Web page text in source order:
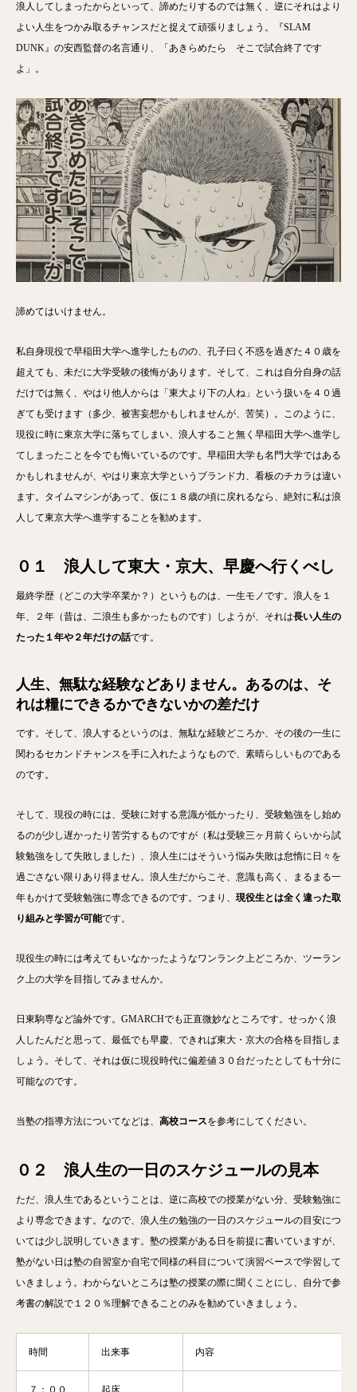
浪人してしまったからといって、諦めたりするのでは無く、逆にそれはより
よい人生をつかみ取るチャンスだと捉えて頑張りましょう。『SLAM
DUNK』の安西監督の名言通り、「あきらめたら そこで試合終了です
よ」。
諦めてはいけません。
私自身現役で早稲田大学へ進学したものの、孔子曰く不惑を過ぎた４０歳を
超えても、未だに大学受験の後悔があります。そして、これは自分自身の話
だけでは無く、やはり他人からは「東大より下の人ね」という扱いを４０過
ぎても受けます（多少、被害妄想かもしれませんが、苦笑）。このように、
現役に時に東京大学に落ちてしまい、浪人すること無く早稲田大学へ進学し
てしまったことを今でも悔いているのです。早稲田大学も名門大学ではある
かもしれませんが、やはり東京大学というブランド力、看板のチカラは違い
ます。タイムマシンがあって、仮に１８歳の頃に戻れるなら、絶対に私は浪
人して東京大学へ進学することを勧めます。
０１ 浪人して東大・京大、早慶へ行くべし
最終学歴（どこの大学卒業か？）というものは、一生モノです。浪人を１
年、２年（昔は、二浪生も多かったものです）しようが、それは長い人生の
たった１年や２年だけの話です。
人生、無駄な経験などありません。あるのは、そ
れは糧にできるかできないかの差だけ
です。そして、浪人するというのは、無駄な経験どころか、その後の一生に
関わるセカンドチャンスを手に入れたようなもので、素晴らしいものである
のです。
そして、現役の時には、受験に対する意識が低かったり、受験勉強をし始め
るのが少し遅かったり苦労するものですが（私は受験三ヶ月前くらいから試
験勉強をして失敗しました）、浪人生にはそういう悩み失敗は怠惰に日々を
過ごさない限りあり得ません。浪人生だからこそ、意識も高く、まるまる一
年もかけて受験勉強に専念できるのです。つまり、 現役生とは全く違った取
り組みと学習が可能です。
現役生の時には考えてもいなかったようなワンランク上どころか、ツーラン
ク上の大学を目指してみませんか。
日東駒専など論外です。GMARCHでも正直微妙なところです。せっかく浪
人したんだと思って、最低でも早慶、できれば東大・京大の合格を目指しま
しょう。そして、それは仮に現役時代に偏差値３０台だったとしても十分に
可能なのです。
当塾の指導方法についてなどは、 高校コースを参考にしてください。
０２ 浪人生の一日のスケジュールの見本
ただ、浪人生であるということは、逆に高校での授業がない分、受験勉強に
より専念できます。なので、浪人生の勉強の一日のスケジュールの目安につ
いては少し説明していきます。塾の授業がある日を前提に書いていますが、
塾がない日は塾の自習室か自宅で同様の科目について演習ベースで学習して
いきましょう。わからないところは塾の授業の際に聞くことにし、自分で参
考書の解説で１２０％理解できることのみを勧めていきましょう。
時間 出来事 内容
７：００ 起床